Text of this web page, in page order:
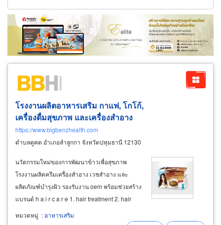
โรงงานผลิตอาหารเสริม กาแฟ, โกโก้,
เครื่องดื่มสุขภาพ และเครื่องสำอาง
https://www.bigbenzhealth.com
ตำบลคูคต อำเภอลำลูกกา จังหวัดปทุมธานี 12130
นวัตกรรมใหม่ของการพัฒนาข้าวเพื่อสุขภาพ
โรงงานผลิตครีมเครื่องสำอาง เวชสำอาง และ
ผลิตภัณฑ์บำรุงผิว รองรับงาน oem พร้อมช่วยสร้าง
แบรนด์ h a i r c a r e 1. hair treatment 2. hair
mist f a c i a l c a r e 1. acne 2. moisturizer 3.
หมวดหมู่ : อาหารเสริม